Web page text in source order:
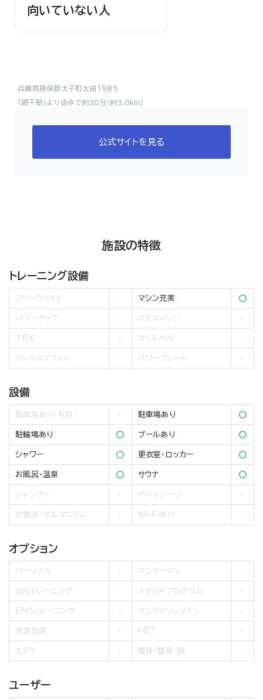
向いていない人
兵庫県揖保郡太子町太田１９８５
「網干駅」より徒歩で約38分（約3.0km）
公式サイトを見る
施設の特徴
トレーニング設備
フリーウェイト マシン充実
パワーラック スミスマシン
TRX ケトルベル
ハックスクワット パワープレート
設備
駐車場あり（有料） 駐車場あり
駐輪場あり プールあり
シャワー 更衣室・ロッカー
お風呂・温泉 サウナ
シャンプー ボディソープ
岩盤浴・ゲルマニウム Wi-Fiあり
オプション
パーソナル マンツーマン
加圧トレーニング スタジオプログラム
EMSトレーニング オンラインレッスン
食事指導 HIIT
エステ 整体・整骨・鍼
ユーザー